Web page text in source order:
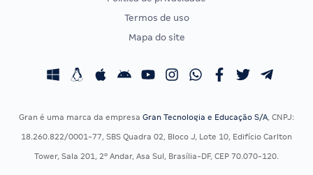
CONCURSOS POR PROFISSÃO
Concursos Fiscais
Concursos Saúde
EXAME DE ORDEM
Calendário OAB
Termos de uso
Mapa do site
Gran é uma marca da empresa Gran Tecnologia e Educação S/A, CNPJ:
18.260.822/0001-77, SBS Quadra 02, Bloco J, Lote 10, Edifício Carlton
Tower, Sala 201, 2º Andar, Asa Sul, Brasília-DF, CEP 70.070-120.